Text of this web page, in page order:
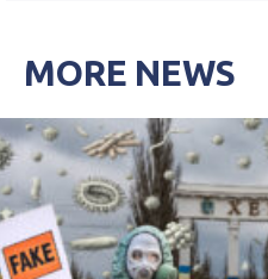
MORE NEWS